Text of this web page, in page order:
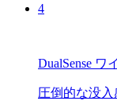
4
DualSense ワ
圧倒的な没